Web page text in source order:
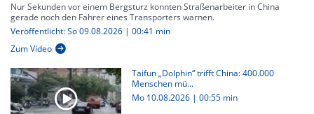
Nur Sekunden vor einem Bergsturz konnten Straßenarbeiter in China
gerade noch den Fahrer eines Transporters warnen.
Veröffentlicht: So 09.08.2026 | 00:41 min
Zum Video
Taifun „Dolphin“ trifft China: 400.000
Menschen mü...
Mo 10.08.2026 | 00:55 min